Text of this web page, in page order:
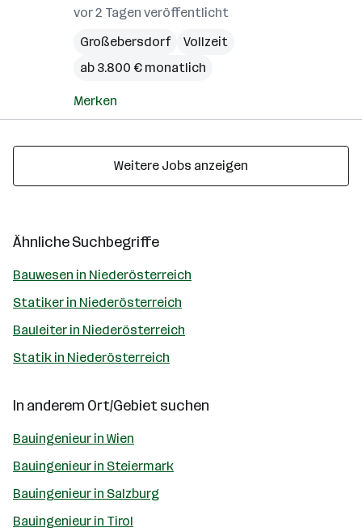
vor 2 Tagen veröffentlicht
Großebersdorf
Vollzeit
ab 3.800 € monatlich
Merken
Weitere Jobs anzeigen
Ähnliche Suchbegriffe
Bauwesen in Niederösterreich
Statiker in Niederösterreich
Bauleiter in Niederösterreich
Statik in Niederösterreich
In anderem Ort/Gebiet suchen
Bauingenieur in Wien
Bauingenieur in Steiermark
Bauingenieur in Salzburg
Bauingenieur in Tirol